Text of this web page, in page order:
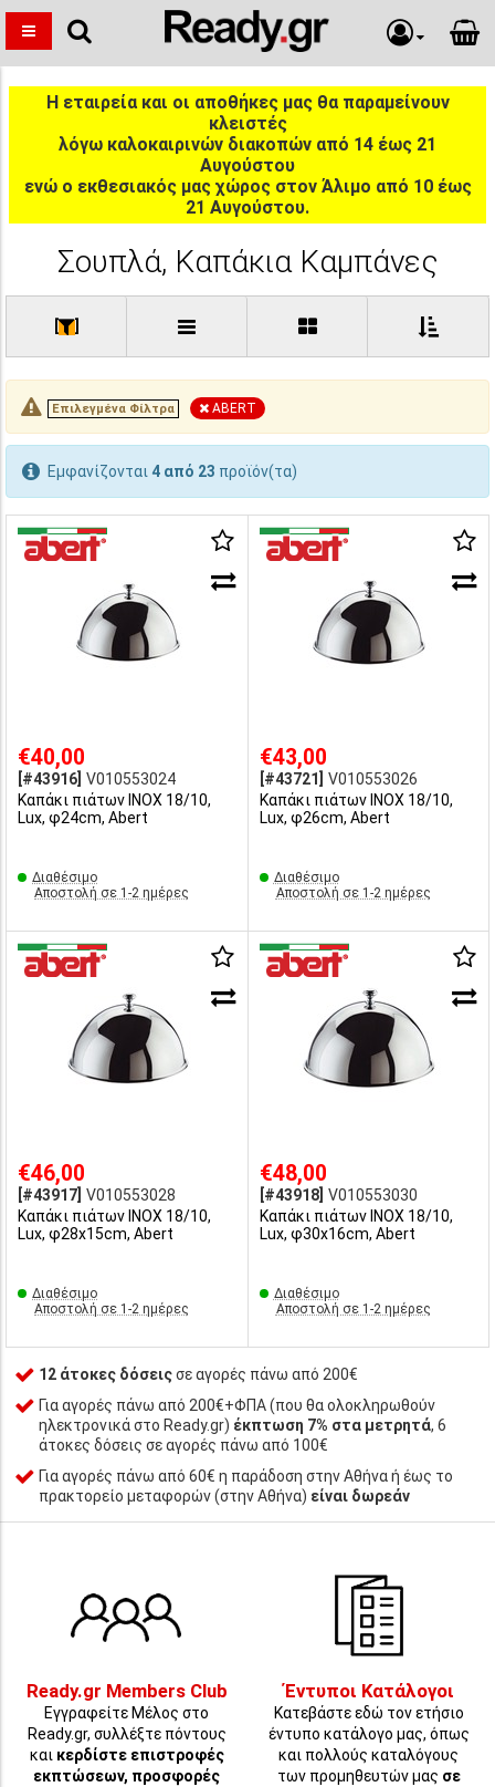
Η εταιρεία και οι αποθήκες μας θα παραμείνουν
κλειστές
λόγω καλοκαιρινών διακοπών από 14 έως 21
Αυγούστου
ενώ ο εκθεσιακός μας χώρος στον Άλιμο από 10 έως
21 Αυγούστου.
Σουπλά, Καπάκια Καμπάνες
[ ]
Επιλεγμένα Φίλτρα ABERT
Εμφανίζονται 4 από 23 προϊόν(τα)
€40,00
[#43916] V010553024
Καπάκι πιάτων INOX 18/10,
Lux, φ24cm, Abert
Διαθέσιμο
Αποστολή σε 1-2 ημέρες
€43,00
[#43721]
V010553026
Καπάκι πιάτων INOX 18/10,
Lux, φ26cm, Abert
Διαθέσιμο
Αποστολή σε 1-2 ημέρες
€46,00
[#43917] V010553028
Καπάκι πιάτων INOX 18/10,
Lux, φ28x15cm, Abert
Διαθέσιμο
Αποστολή σε 1-2 ημέρες
€48,00
[#43918] V010553030
Καπάκι πιάτων INOX 18/10,
Lux, φ30x16cm, Abert
Διαθέσιμο
Αποστολή σε 1-2 ημέρες
12 άτοκες δόσειςσε αγορές πάνω από 200€
Για αγορές πάνω από 200€+ΦΠΑ (που θα ολοκληρωθούν
ηλεκτρονικά στο Ready.gr) έκπτωση 7% στα μετρητά, 6
άτοκες δόσεις σε αγορές πάνω από 100€
Για αγορές πάνω από 60€ η παράδοση στην Αθήνα ή έως το
πρακτορείο μεταφορών (στην Αθήνα) είναι δωρεάν
Ready.gr Members Club
Εγγραφείτε Μέλος στο
Ready.gr, συλλέξτε πόντους
και κερδίστε επιστροφές
εκπτώσεων, προσφορές
Έντυποι Κατάλογοι
Κατεβάστε εδώ τον ετήσιο
έντυπο κατάλογο μας, όπως
και πολλούς καταλόγους
των προμηθευτών μας σε